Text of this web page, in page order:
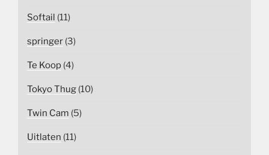
Softail (11)
springer (3)
Te Koop (4)
Tokyo Thug (10)
Twin Cam (5)
Uitlaten (11)